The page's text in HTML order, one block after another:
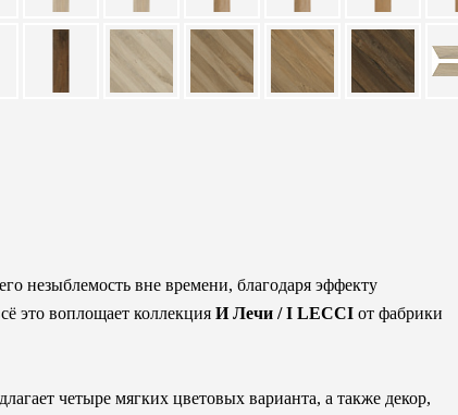
незыблемость вне времени, благодаря эффекту
это воплощает коллекция И Лечи / I LECCI от фабрики
четыре мягких цветовых варианта, а также декор,